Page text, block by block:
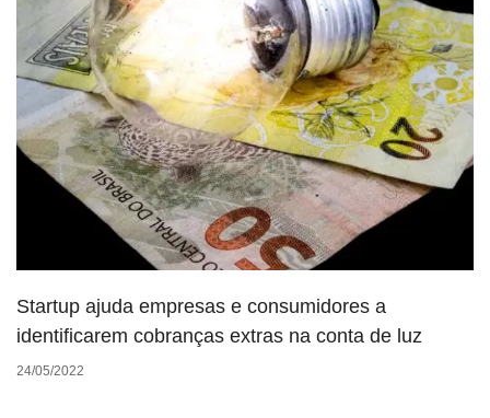
Startup ajuda empresas e consumidores a
identificarem cobranças extras na conta de luz
24/05/2022